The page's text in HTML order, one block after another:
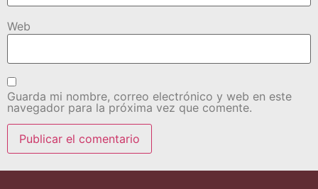
Web
Guarda mi nombre, correo electrónico y web en este
navegador para la próxima vez que comente.